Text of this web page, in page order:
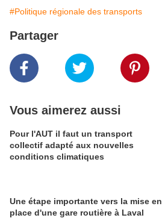
#Politique régionale des transports
Partager
Vous aimerez aussi
Pour l'AUT il faut un transport
collectif adapté aux nouvelles
conditions climatiques
Une étape importante vers la mise en
place d'une gare routière à Laval